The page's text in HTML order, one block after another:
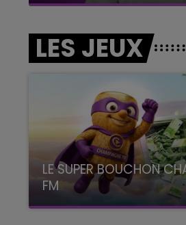
LES JEUX
LE SUPER BOUCHON
FM
avec La Famille